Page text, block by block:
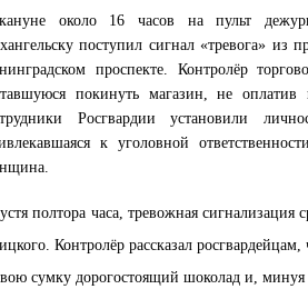
около 16 часов на пульт
поступил сигнал «тревога» из
проспекте. Контролёр
покинуть магазин, не
Росгвардии установили
к уголовной
полтора часа, тревожная сигнализация
Контролёр рассказал
сумку дорогостоящий шоколад и, минуя